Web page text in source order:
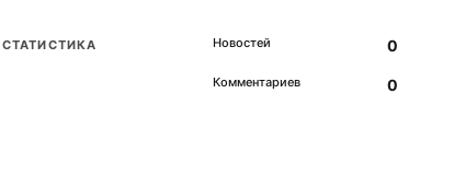
СТАТИСТИКА Новостей 0
Комментариев 0